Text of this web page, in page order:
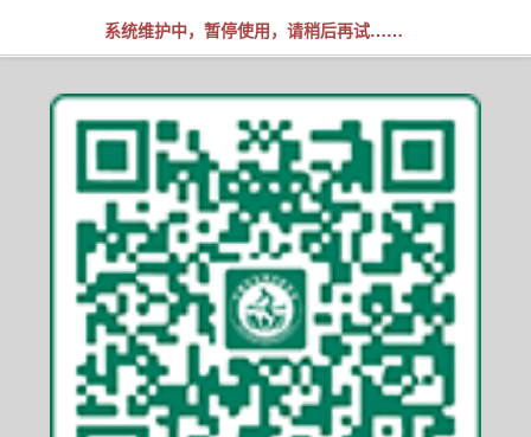
系统维护中，暂停使用，请稍后再试……